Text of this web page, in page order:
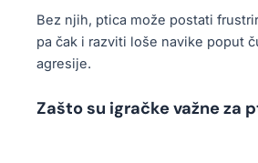
Bez njih, ptica može postati
pa čak i razviti loše navike poput
agresije.
Zašto su igračke važne za